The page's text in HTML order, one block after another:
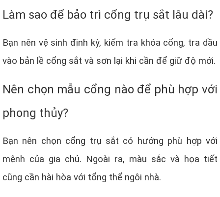
Làm sao để bảo trì cổng trụ sắt lâu dài?
Bạn nên vệ sinh định kỳ, kiểm tra khóa cổng, tra dầu
vào bản lề cổng sắt và sơn lại khi cần để giữ độ mới.
Nên chọn mẫu cổng nào để phù hợp với
phong thủy?
Bạn nên chọn cổng trụ sắt có hướng phù hợp với
mệnh của gia chủ. Ngoài ra, màu sắc và họa tiết
cũng cần hài hòa với tổng thể ngôi nhà.